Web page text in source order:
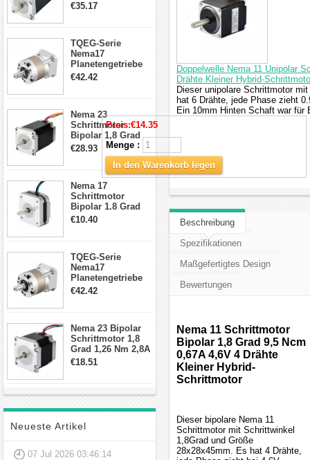
4.2A 57x57x114mm
€35.17
TQEG-Serie
Nema17
Planetengetriebe
5:1 Spiel 15Arc-
€42.42
Nema 23
Schrittmotor
Bipolar 1,8 Grad
2,83Nm 4 A 2,26V
CNC Hybrid-
Schrittmotor mit 8
Anschlüssen
€28.93
Nema 17
Schrittmotor
Bipolar 1.8 Grad
8.7Ncm 1A 3.5V 4
€10.40
TQEG-Serie
Nema17
Planetengetriebe
10:1 Spiel 15Arc-
€42.42
Nema 23 Bipolar
Schrittmotor 1,8
Grad 1,26 Nm 2,8A
2,5V 4 Drähte
€18.51
Neueste Artikel
07 Jul 2026 03:46:14
Doppelwelle Nema 11 Unipolar
Drähte Kleiner Hybrid-
Dieser unipolare Schrittmotor
hat 6 Drähte, jede Phase zieht
Ein 10mm Hinten Schaft war für
Preis:€14.35
Menge :
In den Warenkorb legen
Beschreibung
Spezifikationen
Maßgefertigtes Design
Bewertungen
Nema 11 Schrittmotor
Bipolar 1,8 Grad 9,5 Ncm
0,67A 4,6V 4 Drähte
Kleiner Hybrid-
Schrittmotor
Dieser bipolare Nema 11
Schrittmotor mit Schrittwinkel
1,8Grad und Größe
28x28x45mm. Es hat 4 Drähte,